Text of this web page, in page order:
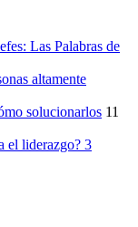
Las Palabras de
altamente
solucionarlos 11
el liderazgo? 3